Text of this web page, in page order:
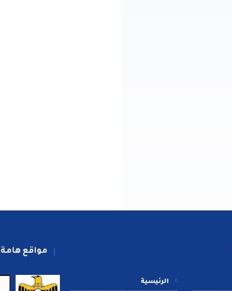
الرئيسية
مواقع هامة